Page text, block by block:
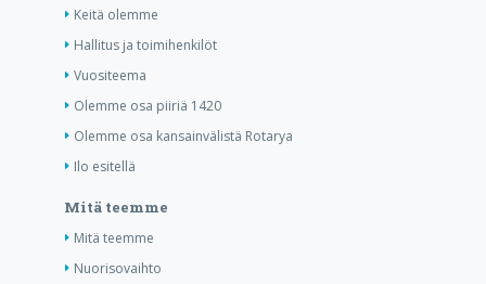
Keitä olemme
Hallitus ja toimihenkilöt
Vuositeema
Olemme osa piiriä 1420
Olemme osa kansainvälistä Rotarya
Ilo esitellä
Mitä teemme
Mitä teemme
Nuorisovaihto